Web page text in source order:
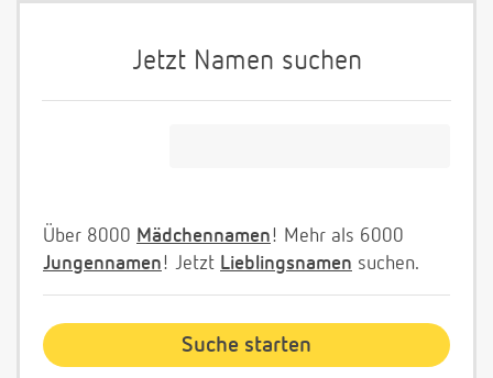
Jetzt Namen suchen
Über 8000 Mädchennamen! Mehr als 6000
Jungennamen! Jetzt Lieblingsnamen suchen.